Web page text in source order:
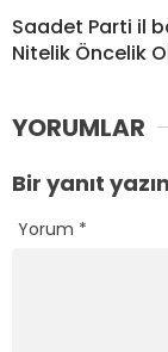
Saadet Parti il
Nitelik Öncelik
YORUMLAR
Bir yanıt yazın
Yorum *